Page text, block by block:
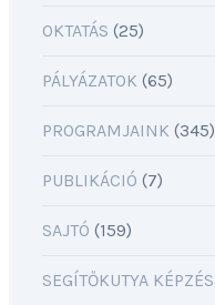
OKTATÁS (25)
PÁLYÁZATOK (65)
PROGRAMJAINK (345)
PUBLIKÁCIÓ (7)
SAJTÓ (159)
SEGÍTŐKUTYA KÉPZÉS